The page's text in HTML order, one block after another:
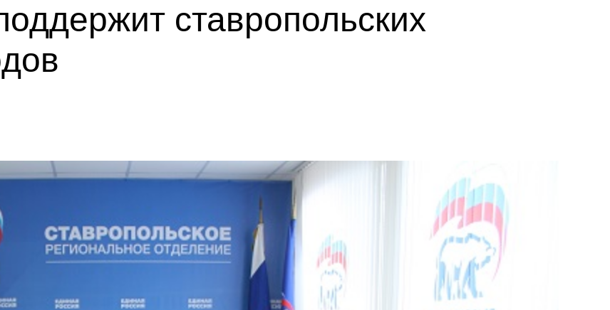
ставропольских